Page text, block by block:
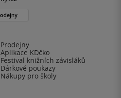
Prodejny
Aplikace KDčko
Festival knižních závisláků
Dárkové poukazy
Nákupy pro školy